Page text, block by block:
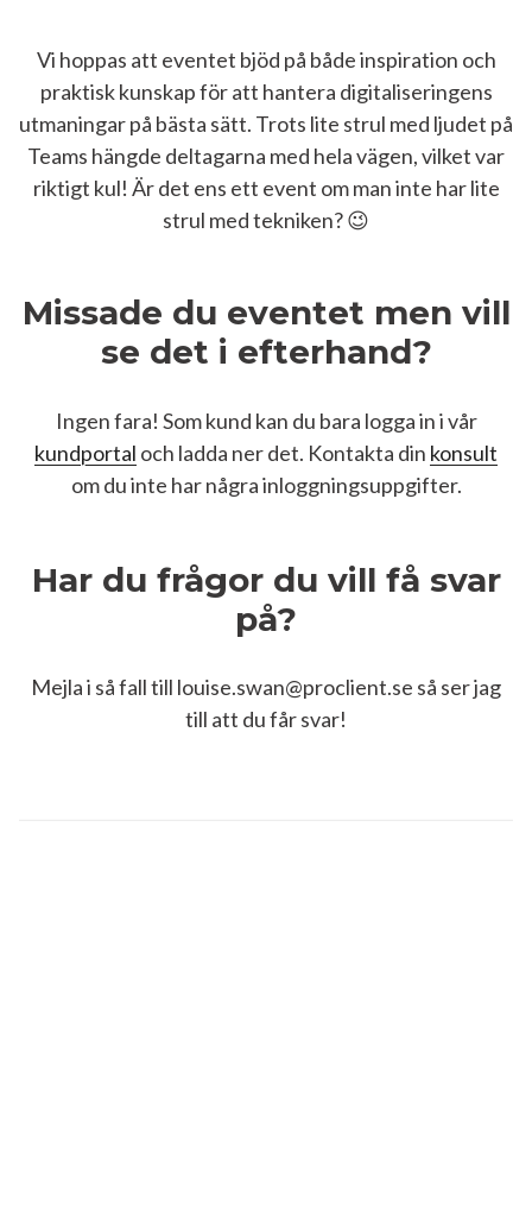
Vi hoppas att eventet bjöd på både inspiration och
praktisk kunskap för att hantera digitaliseringens
utmaningar på bästa sätt. Trots lite strul med ljudet på
Teams hängde deltagarna med hela vägen, vilket var
riktigt kul! Är det ens ett event om man inte har lite
strul med tekniken? 😉
Missade du eventet men vill
se det i efterhand?
Ingen fara! Som kund kan du bara logga in i vår
kundportal och ladda ner det. Kontakta din konsult
om du inte har några inloggningsuppgifter.
Har du frågor du vill få svar
på?
Mejla i så fall till louise.swan@proclient.se så ser jag
till att du får svar!